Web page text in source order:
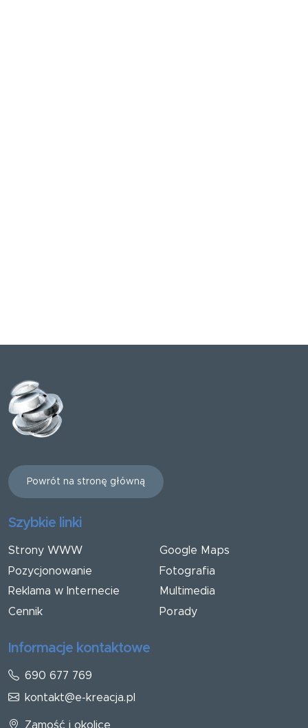
Powrót na stronę główną
Szybkie linki
Strony WWW
Pozycjonowanie
Reklama w Internecie
Cennik
Google Maps
Fotografia
Multimedia
Porady
Informacje kontaktowe
690 677 769
kontakt@e-kreacja.pl
Zamość i okolice